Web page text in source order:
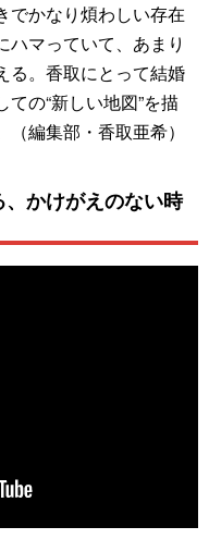
でかなり煩わしい存在
ハマっていて、あまり
る。香取にとって結婚
の“新しい地図”を描
編集部・香取亜希）
かけがえのない時